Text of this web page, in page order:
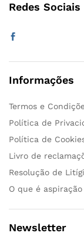
Redes Sociais
Informações
Termos e
Política de
Política de
Livro de
Resolução de
O que é
Newsletter